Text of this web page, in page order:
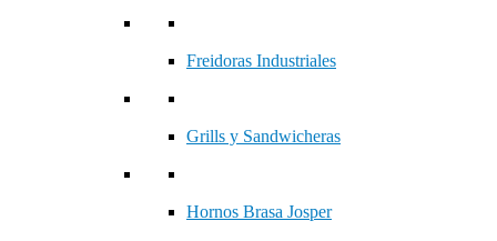
Freidoras Industriales
Grills y Sandwicheras
Hornos Brasa Josper